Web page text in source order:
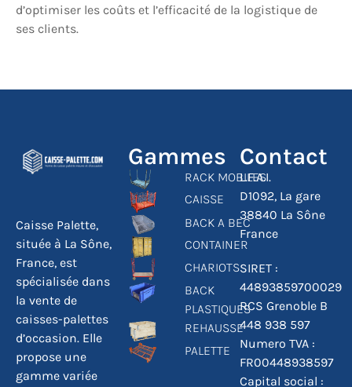
d’optimiser les coûts et l’efficacité de la logistique de
ses clients.
Caisse Palette,
située à La Sône,
France, est
spécialisée dans
la vente de
caisses-palettes
d’occasion. Elle
propose une
gamme variée
Gammes
RACK MOBILES
CAISSE
BACK A BEC
CONTAINER
CHARIOTS
BACK
PLASTIQUES
REHAUSSE
PALETTE
Contact
L.F.A.I.
D1092, La gare
38840 La Sône
France
SIRET :
44893859700029
RCS Grenoble B
448 938 597
Numero TVA :
FR00448938597
Capital social :